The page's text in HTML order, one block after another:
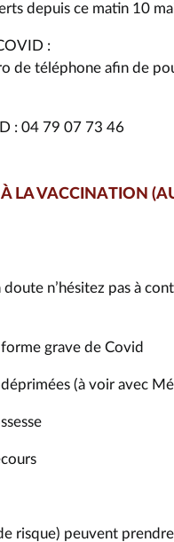
depuis ce matin 10
:
de téléphone afin de
: 04 79 07 73 46
À LA VACCINATION
n’hésitez pas à
grave de Covid
(à voir avec
risque) peuvent